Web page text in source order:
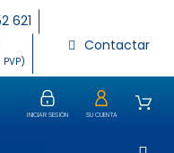
621
Contactar
INICIAR SESIÓN SU CUENTA